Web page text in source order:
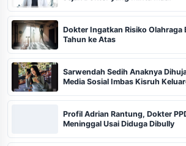
Dokter Ingatkan Risiko Olahraga
Tahun ke Atas
Sarwendah Sedih Anaknya
Media Sosial Imbas Kisruh
Profil Adrian Rantung, Dokter
Meninggal Usai Diduga Dibully